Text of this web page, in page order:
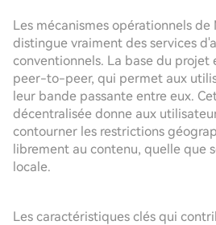
Les mécanismes opérationnels de
distingue vraiment des services
conventionnels. La base du projet
peer-to-peer, qui permet aux
leur bande passante entre eux.
décentralisée donne aux
contourner les restrictions
librement au contenu, quelle que
locale.
Les caractéristiques clés qui